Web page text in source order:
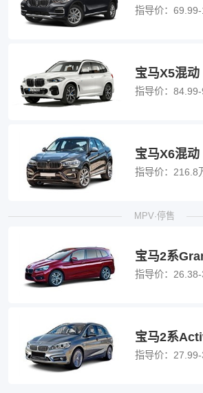
指导价：
宝马X5混动
指导价： 84.99-
宝马X6混动
指导价： 216.8
MPV·停售
宝马2系
指导价：
宝马2系
指导价：